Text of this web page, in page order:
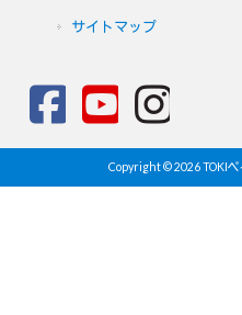
サイトマップ
Copyright © 2026 TOKI